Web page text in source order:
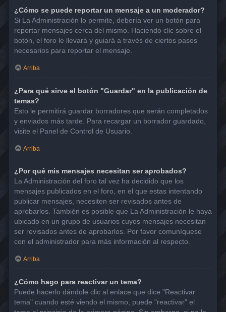
¿Cómo se puede reportar un mensaje a un moderador?
Si La Administración lo permite, debería ver un botón para
reportar mensajes cerca del mismo. Haciendo clic sobre el
botón, el foro le llevará y guiará a través de ciertos pasos
necesarios para reportar el mensaje.
Arriba
¿Para qué sirve el botón "Guardar" en la publicación de
temas?
Esto le permitirá guardar borradores que serán completados
y enviados más tarde. Para recargar un borrador guardado,
visite el Panel de Control de Usuario.
Arriba
¿Por qué mis mensajes necesitan ser aprobados?
La Administración del foro tal vez ha decidido que los
mensajes publicados en el foro, en el que estas intentando
publicar mensajes, necesiten ser revisados antes de
aprobarlos. También es posible que La Administración le haya
ubicado en un grupo de usuarios cuyos mensajes necesitan
ser revisados antes de aprobarlos. Por favor comuníquese
con el administrador para más información al respecto.
Arriba
¿Cómo hago para reactivar un tema?
Puede hacerlo dándole clic al enlace que dice "Reactivar
tema" cuando esté viendo el mismo, puede "reactivar" el